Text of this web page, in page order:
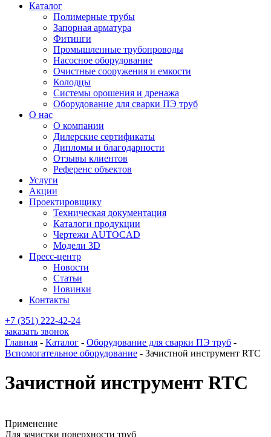
Каталог
Полимерные трубы
Запорная арматура
Фитинги
Промышленные трубопроводы
Насосное оборудование
Очистные сооружения и емкости
Колодцы
Системы орошения и дренажа
Оборудование для сварки ПЭ труб
О нас
О компании
Дилерские сертификаты
Дипломы и благодарности
Отзывы клиентов
Референс объектов
Услуги
Акции
Проектировщику
Техническая документация
Каталоги продукции
Чертежи AUTOCAD
Модели 3D
Пресс-центр
Новости
Статьи
Новинки
Контакты
+7 (351) 222-42-24
заказать звонок
Главная - Каталог - Оборудование для сварки ПЭ труб -
Вспомогательное оборудование - Зачистной инструмент RTC
Зачистной инструмент RTC
Применение
Для зачистки поверхности труб